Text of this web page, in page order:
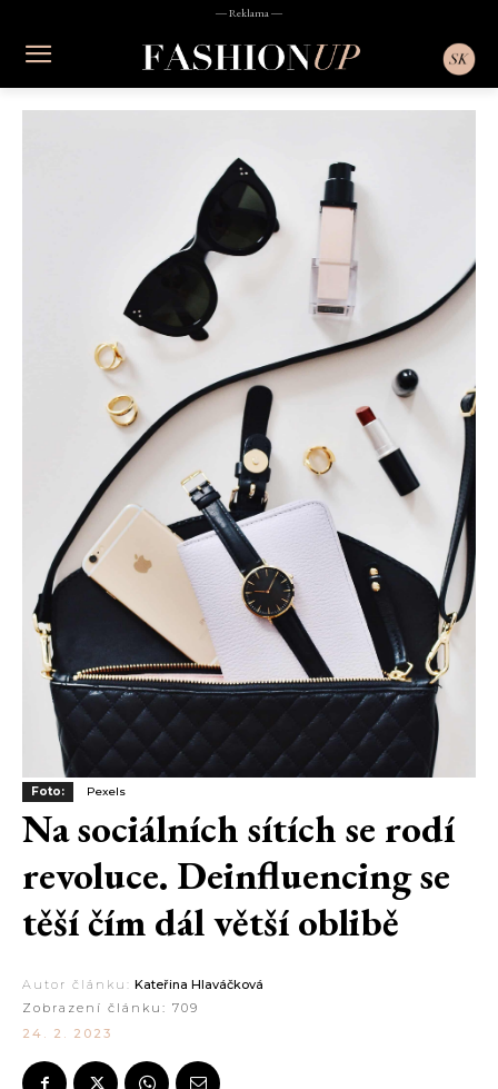
― Reklama ―
Foto: Pexels
Na sociálních sítích se rodí
revoluce. Deinfluencing se
těší čím dál větší oblibě
Autor článku: Kateřina Hlaváčková
Zobrazení článku: 709
24. 2. 2023